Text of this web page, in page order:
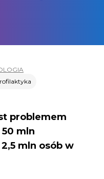
problemem
mln
mln osób w